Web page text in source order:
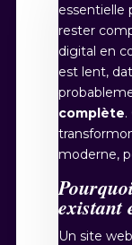
essentielle
rester
digital en
est lent,
complète
moderne,
existant
Un site